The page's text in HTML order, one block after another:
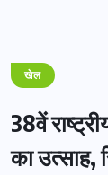
खेल
38वें
का उत्साह,